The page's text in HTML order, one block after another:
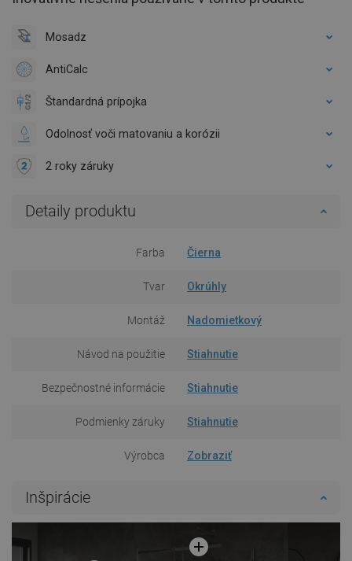
Mosadz
AntiCalc
Štandardná prípojka
Odolnosť voči matovaniu a korózii
2 roky záruky
Detaily produktu
Farba Čierna
Tvar Okrúhly
Montáž Nadomietkový
Návod na použitie Stiahnutie
Bezpečnostné informácie Stiahnutie
Podmienky záruky Stiahnutie
Výrobca Zobraziť
Inšpirácie